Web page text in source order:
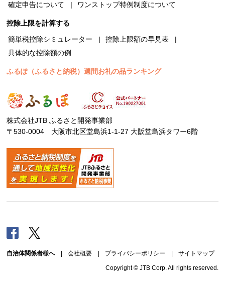
確定申告について
ワンストップ特例制度について
控除上限を計算する
簡単税控除シミュレーター
控除上限額の早見表
具体的な控除額の例
ふるぽ（ふるさと納税）週間お礼の品ランキング
株式会社JTB ふるさと開発事業部
〒530-0004 大阪市北区堂島浜1-1-27 大阪堂島浜タワー6階
Facebook
自治体関係者様へ| 会社概要 プライバシーポリシー サイトマップ
Copyright © JTB Corp. All rights reserved.